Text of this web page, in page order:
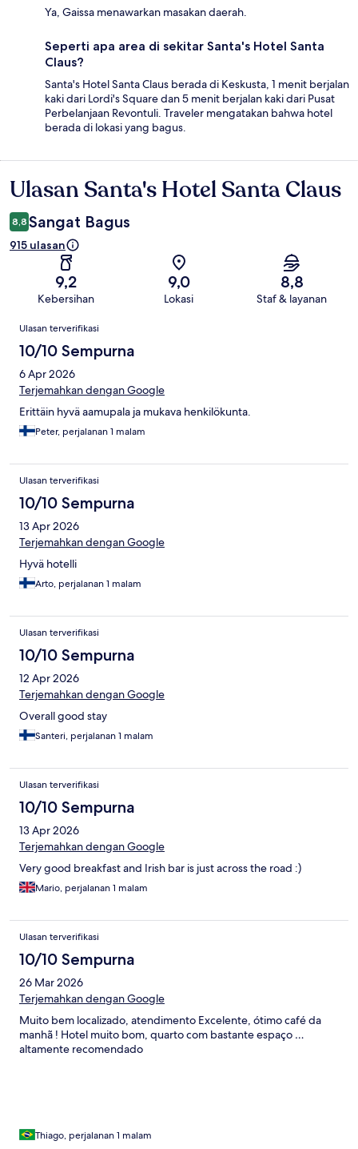
Ya, Gaissa menawarkan masakan daerah.
Seperti apa area di sekitar Santa's Hotel Santa
Claus?
Santa's Hotel Santa Claus berada di Keskusta, 1 menit berjalan
kaki dari Lordi's Square dan 5 menit berjalan kaki dari Pusat
Perbelanjaan Revontuli. Traveler mengatakan bahwa hotel
berada di lokasi yang bagus.
Ulasan
Ulasan Santa's Hotel Santa Claus
8,8 Sangat Bagus
915 ulasan
9,2
Kebersihan
9,0
Lokasi
8,8
Staf & layanan
Ulasan
Ulasan terverifikasi
10/10 Sempurna
6 Apr 2026
Terjemahkan dengan Google
Erittäin hyvä aamupala ja mukava henkilökunta.
Peter, perjalanan 1 malam
Ulasan terverifikasi
10/10 Sempurna
13 Apr 2026
Terjemahkan dengan Google
Hyvä hotelli
Arto, perjalanan 1 malam
Ulasan terverifikasi
10/10 Sempurna
12 Apr 2026
Terjemahkan dengan Google
Overall good stay
Santeri, perjalanan 1 malam
Ulasan terverifikasi
10/10 Sempurna
13 Apr 2026
Terjemahkan dengan Google
Very good breakfast and Irish bar is just across the road :)
Mario, perjalanan 1 malam
Ulasan terverifikasi
10/10 Sempurna
26 Mar 2026
Terjemahkan dengan Google
Muito bem localizado, atendimento Excelente, ótimo café da
manhã ! Hotel muito bom, quarto com bastante espaço …
altamente recomendado
Thiago, perjalanan 1 malam